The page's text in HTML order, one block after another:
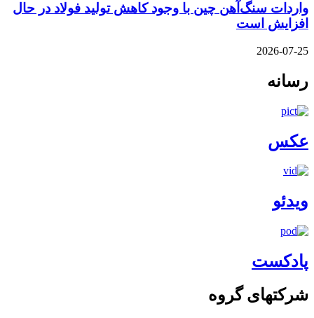
واردات سنگ‌آهن چین با وجود کاهش تولید فولاد در حال
افزایش است
2026-07-25
رسانه
عکس
ویدئو
پادکست
شرکتهای گروه